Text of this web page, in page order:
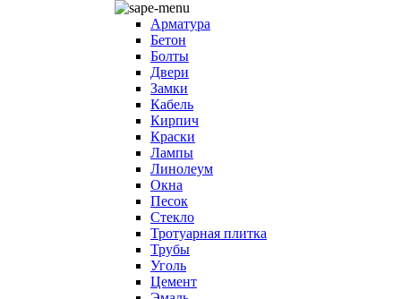
Арматура
Бетон
Болты
Двери
Замки
Кабель
Кирпич
Краски
Лампы
Линолеум
Окна
Песок
Стекло
Тротуарная плитка
Трубы
Уголь
Цемент